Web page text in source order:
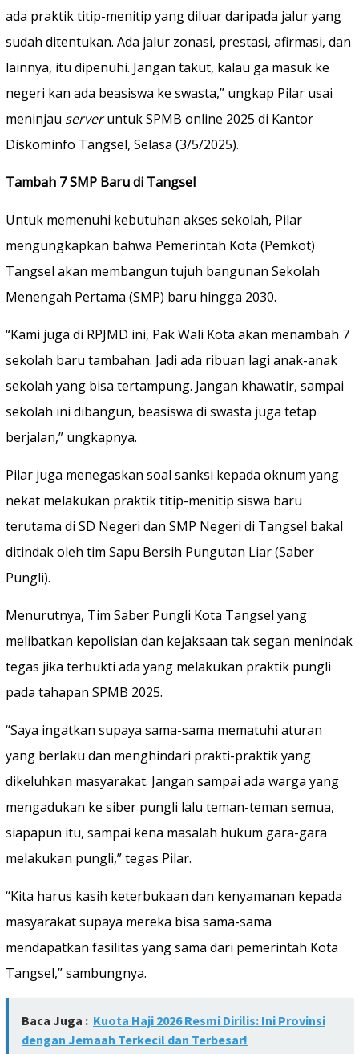
ada praktik titip-menitip yang diluar daripada jalur yang
sudah ditentukan. Ada jalur zonasi, prestasi, afirmasi, dan
lainnya, itu dipenuhi. Jangan takut, kalau ga masuk ke
negeri kan ada beasiswa ke swasta,” ungkap Pilar usai
meninjau serveruntuk SPMB online 2025 di Kantor
Diskominfo Tangsel, Selasa (3/5/2025).
Tambah 7 SMP Baru di Tangsel
Untuk memenuhi kebutuhan akses sekolah, Pilar
mengungkapkan bahwa Pemerintah Kota (Pemkot)
Tangsel akan membangun tujuh bangunan Sekolah
Menengah Pertama (SMP) baru hingga 2030.
“Kami juga di RPJMD ini, Pak Wali Kota akan menambah 7
sekolah baru tambahan. Jadi ada ribuan lagi anak-anak
sekolah yang bisa tertampung. Jangan khawatir, sampai
sekolah ini dibangun, beasiswa di swasta juga tetap
berjalan,” ungkapnya.
Pilar juga menegaskan soal sanksi kepada oknum yang
nekat melakukan praktik titip-menitip siswa baru
terutama di SD Negeri dan SMP Negeri di Tangsel bakal
ditindak oleh tim Sapu Bersih Pungutan Liar (Saber
Pungli).
Menurutnya, Tim Saber Pungli Kota Tangsel yang
melibatkan kepolisian dan kejaksaan tak segan menindak
tegas jika terbukti ada yang melakukan praktik pungli
pada tahapan SPMB 2025.
“Saya ingatkan supaya sama-sama mematuhi aturan
yang berlaku dan menghindari prakti-praktik yang
dikeluhkan masyarakat. Jangan sampai ada warga yang
mengadukan ke siber pungli lalu teman-teman semua,
siapapun itu, sampai kena masalah hukum gara-gara
melakukan pungli,” tegas Pilar.
“Kita harus kasih keterbukaan dan kenyamanan kepada
masyarakat supaya mereka bisa sama-sama
mendapatkan fasilitas yang sama dari pemerintah Kota
Tangsel,” sambungnya.
Baca Juga : Kuota Haji 2026 Resmi Dirilis: Ini Provinsi
dengan Jemaah Terkecil dan Terbesar!